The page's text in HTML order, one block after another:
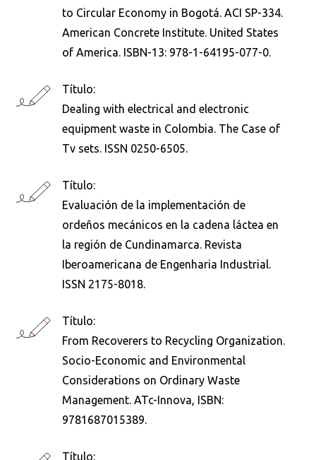
to Circular Economy in Bogotá. ACI SP-334.
American Concrete Institute. United States
of America. ISBN-13: 978-1-64195-077-0.
Título:
Dealing with electrical and electronic
equipment waste in Colombia. The Case of
Tv sets. ISSN 0250-6505.
Título:
Evaluación de la implementación de
ordeños mecánicos en la cadena láctea en
la región de Cundinamarca. Revista
Iberoamericana de Engenharia Industrial.
ISSN 2175-8018.
Título:
From Recoverers to Recycling Organization.
Socio-Economic and Environmental
Considerations on Ordinary Waste
Management. ATc-Innova, ISBN:
9781687015389.
Título: